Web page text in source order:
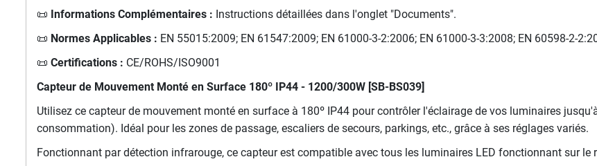
📜 Informations Complémentaires : Instructions détaillées dans l'onglet "Documents".
📜 Normes Applicables : EN 55015:2009; EN 61547:2009; EN 61000-3-2:2006; EN 61000-3-3:2008; EN 60598-2-
📜 Certifications : CE/ROHS/ISO9001
Capteur de Mouvement Monté en Surface 180º IP44 - 1200/300W [SB-BS039]
Utilisez ce capteur de mouvement monté en surface à 180º IP44 pour contrôler l'éclairage de vos luminaires
consommation). Idéal pour les zones de passage, escaliers de secours, parkings, etc., grâce à ses réglages variés.
Fonctionnant par détection infrarouge, ce capteur est compatible avec tous les luminaires LED fonctionnant sur le